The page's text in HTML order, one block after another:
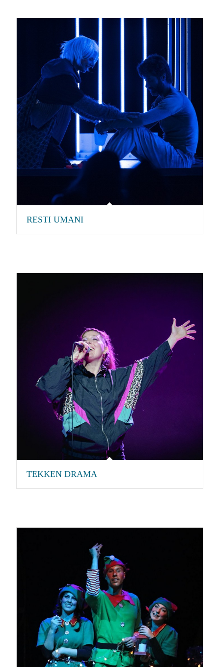
RESTI UMANI
TEKKEN DRAMA